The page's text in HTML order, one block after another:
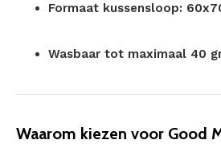
Formaat kussensloop:
Wasbaar tot maximaal 40
Waarom kiezen voor Good